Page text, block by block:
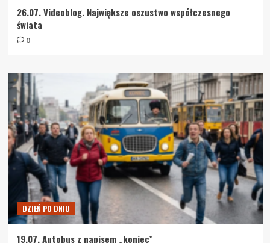
26.07. Videoblog. Największe oszustwo współczesnego
świata
0
DZIEŃ PO DNIU
19.07. Autobus z napisem „koniec”